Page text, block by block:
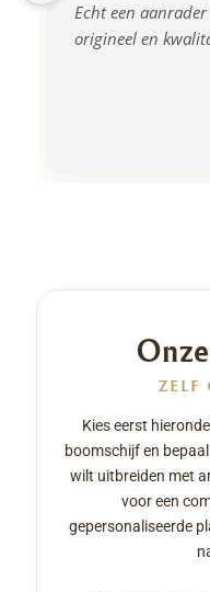
Echt een
origineel en
ZELF
Kies eerst
boomschijf en
wilt uitbreiden met
voor een
gepersonaliseerde